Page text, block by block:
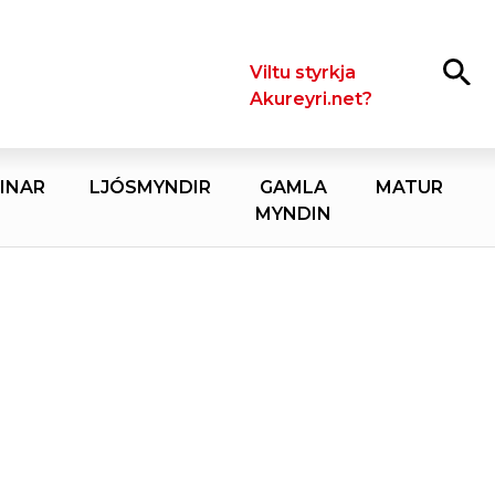
LeitaViltu styrkja
Akureyri.net?
LJÓSMYNDIR
GAMLA
MYNDIN
MATUR